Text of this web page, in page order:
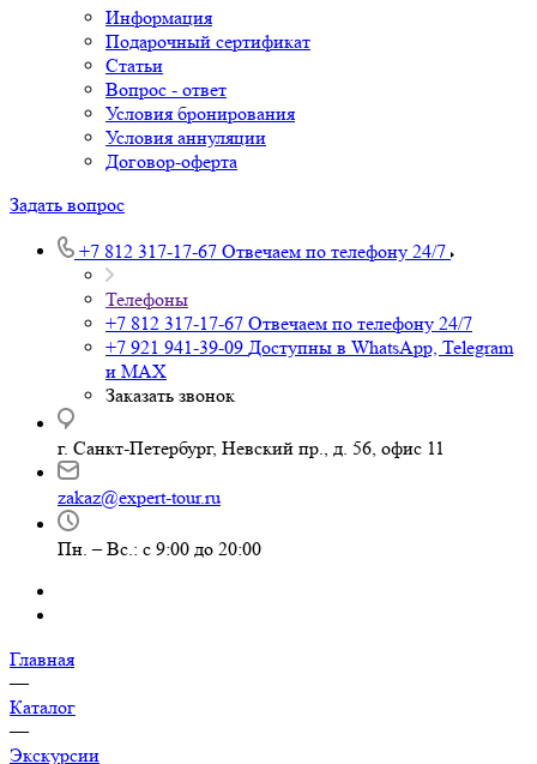
Информация
Подарочный сертификат
Статьи
Вопрос - ответ
Условия бронирования
Условия аннуляции
Договор-оферта
Задать вопрос
+7 812 317-17-67 Отвечаем по телефону 24/7
Телефоны
+7 812 317-17-67 Отвечаем по телефону 24/7
+7 921 941-39-09 Доступны в WhatsApp, Telegram
и MAX
Заказать звонок
г. Санкт-Петербург, Невский пр., д. 56, офис 11
zakaz@expert-tour.ru
Пн. – Вс.: с 9:00 до 20:00
Главная
—
Каталог
—
Экскурсии